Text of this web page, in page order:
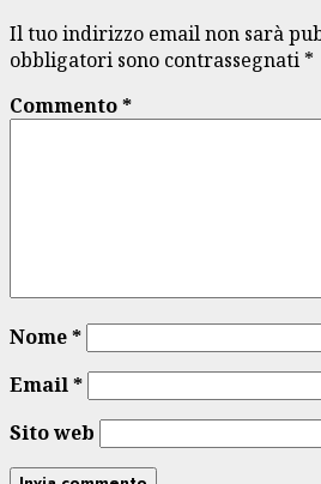
Il tuo indirizzo email non sarà
obbligatori sono contrassegnati *
Commento*
Nome*
Email*
Sito web